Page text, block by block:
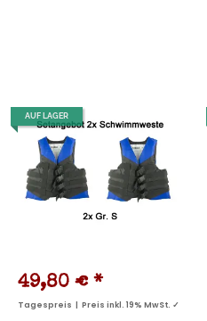
AUF LAGER
49,80 € *
Tagespreis | Preis inkl. 19% MwSt. ✓